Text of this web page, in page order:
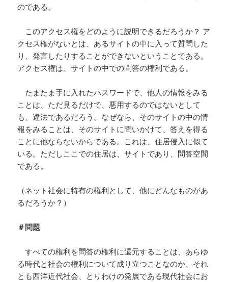
のである。
このアクセス権をどのように説明できるだろうか？ ア
クセス権がないとは、あるサイトの中に入って質問した
り、発言したりすることができないということである。
アクセス権は、サイトの中での問答の権利である。
たまたま手に入れたパスワードで、他人の情報をみる
ことは、ただ見るだけで、悪用するのではないとして
も、違法であるだろう。なぜなら、そのサイトの中の情
報をみることは、そのサイトに問いかけて、答えを得る
ことに他ならないからである。これは、住居侵入に似て
いる。ただしここでの住居は、サイトであり、問答空間
である。
（ネット社会に特有の権利として、他にどんなものがあ
るだろうか？）
＃問題
すべての権利を問答の権利に還元することは、あらゆ
る時代と社会の権利について成り立つことなのか、それ
とも西洋近代社会、とりわけの発展である現代社会にお